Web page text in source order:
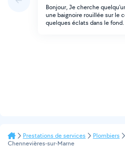
Bonjour, Je cherche
une baignoire rouillée sur le
quelques éclats dans le fond.
Prestations de services Plombiers
Chennevières-sur-Marne